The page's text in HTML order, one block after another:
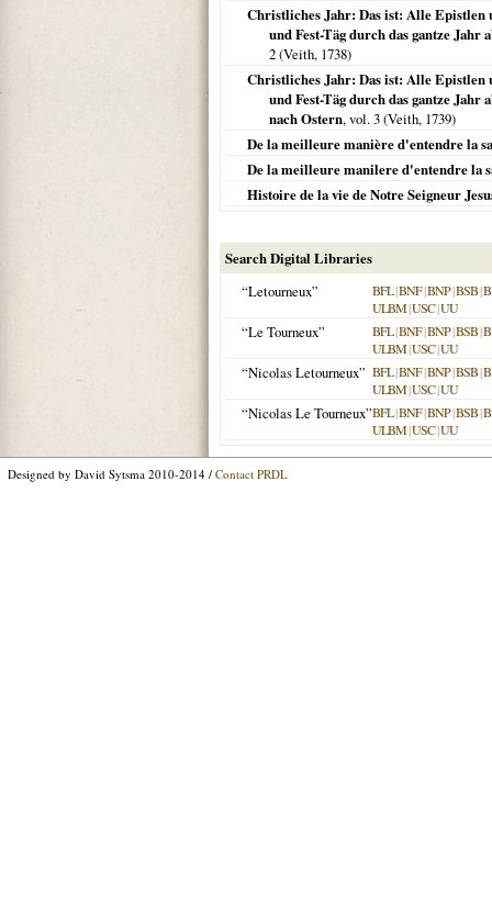
Christliches Jahr: Das ist: Alle Epistlen
und Fest-Täg durch das gantze Jahr
2 (Veith, 1738)
Christliches Jahr: Das ist: Alle Epistlen
und Fest-Täg durch das gantze Jahr
nach Ostern, vol. 3 (Veith, 1739)
De la meilleure manière d'entendre la
De la meilleure manilere d'entendre la
Histoire de la vie de Notre Seigneur
Search Digital Libraries
“Letourneux”
BFL|BNF|BNP|BSB|
ULBM|USC|UU
“Le Tourneux” BFL|BNF|BNP|BSB|
ULBM|USC|UU
“Nicolas Letourneux” BFL|BNF|BNP|BSB|
ULBM|USC|UU
“Nicolas Le Tourneux”BFL|BNF|BNP|BSB|
ULBM|USC|UU
Designed by David Sytsma 2010-2014 / Contact PRDL